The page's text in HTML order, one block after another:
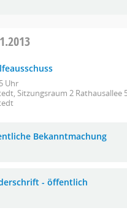
Uhr
Sitzungsraum 2 Rathausallee
Bekanntmachung
- öffentlich